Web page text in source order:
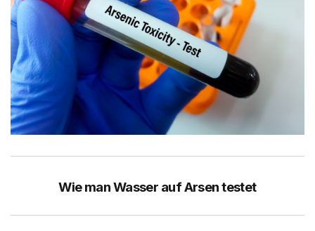
Wie man Wasser auf Arsen testet